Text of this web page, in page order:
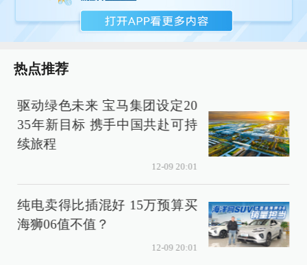
热点推荐
驱动绿色未来 宝马集团设定20
35年新目标 携手中国共赴可持
续旅程
12-09 20:01
纯电卖得比插混好 15万预算买
海狮06值不值？
12-09 20:01